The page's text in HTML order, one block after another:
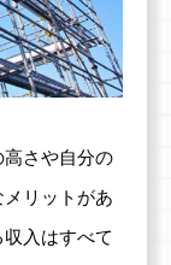
さや自分の
リットがあ
入はすべて